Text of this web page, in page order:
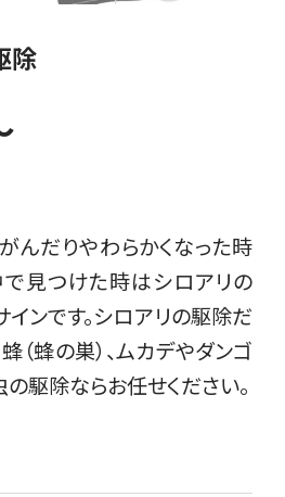
除
んだりやわらかくなった時
で見つけた時はシロアリの
ンです。シロアリの駆除だ
（蜂の巣）、ムカデやダンゴ
駆除ならお任せください。